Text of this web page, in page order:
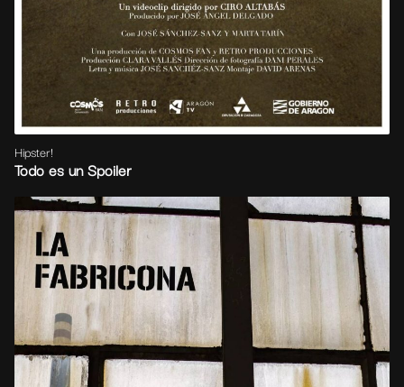
Hipster!
Todo es un Spoiler